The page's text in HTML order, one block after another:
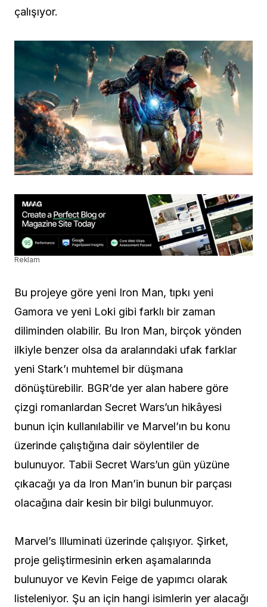
çalışıyor.
Reklam
Bu projeye göre yeni Iron Man, tıpkı yeni
Gamora ve yeni Loki gibi farklı bir zaman
diliminden olabilir. Bu Iron Man, birçok yönden
ilkiyle benzer olsa da aralarındaki ufak farklar
yeni Stark’ı muhtemel bir düşmana
dönüştürebilir. BGR’de yer alan habere göre
çizgi romanlardan Secret Wars’un hikâyesi
bunun için kullanılabilir ve Marvel’ın bu konu
üzerinde çalıştığına dair söylentiler de
bulunuyor. Tabii Secret Wars’un gün yüzüne
çıkacağı ya da Iron Man’in bunun bir parçası
olacağına dair kesin bir bilgi bulunmuyor.
Marvel’s Illuminati üzerinde çalışıyor. Şirket,
proje geliştirmesinin erken aşamalarında
bulunuyor ve Kevin Feige de yapımcı olarak
listeleniyor. Şu an için hangi isimlerin yer alacağı